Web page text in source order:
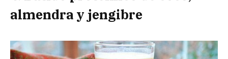
almendra y jengibre